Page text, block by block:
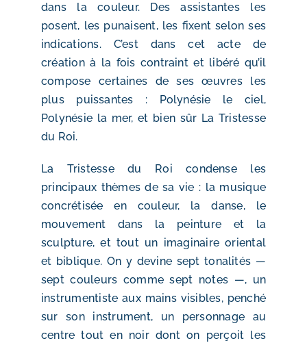
dans la couleur. Des assistantes les
posent, les punaisent, les fixent selon ses
indications. C’est dans cet acte de
création à la fois contraint et libéré qu’il
compose certaines de ses œuvres les
plus puissantes : Polynésie le ciel,
Polynésie la mer, et bien sûr La Tristesse
du Roi.
La Tristesse du Roi condense les
principaux thèmes de sa vie : la musique
concrétisée en couleur, la danse, le
mouvement dans la peinture et la
sculpture, et tout un imaginaire oriental
et biblique. On y devine sept tonalités —
sept couleurs comme sept notes —, un
instrumentiste aux mains visibles, penché
sur son instrument, un personnage au
centre tout en noir dont on perçoit les